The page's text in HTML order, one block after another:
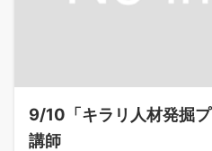
9/10「キラリ人材発掘
講師